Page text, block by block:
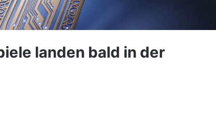
landen bald in der